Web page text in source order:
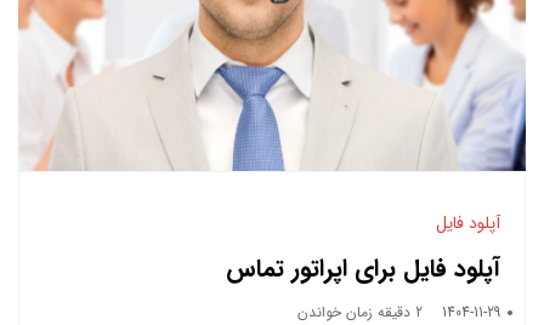
آپلود فایل
آپلود فایل برای اپراتور تماس
1404-11-29 2 دقیقه زمان خواندن